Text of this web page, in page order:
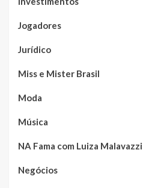
Jogadores
Jurídico
Miss e Mister Brasil
Moda
Música
NA Fama com Luiza Malavazzi
Negócios